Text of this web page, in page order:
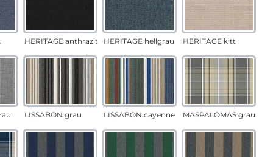
HERITAGE anthrazit HERITAGE hellgrau HERITAGE kitt
LISSABON grau LISSABON cayenne MASPALOMAS grau